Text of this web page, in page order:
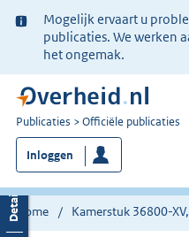
Ter
informatie:
Mogelijk ervaart u
publicaties. We werken
het ongemak.
U
bent
nu
hier:
Publicaties Officiële publicaties
Inloggen
Home Kamerstuk 36800-